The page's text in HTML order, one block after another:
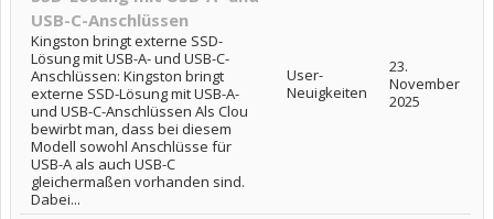
USB-C-Anschlüssen
Kingston bringt externe SSD-
Lösung mit USB-A- und USB-C-
Anschlüssen: Kingston bringt
externe SSD-Lösung mit USB-A-
und USB-C-Anschlüssen Als Clou
bewirbt man, dass bei diesem
Modell sowohl Anschlüsse für
USB-A als auch USB-C
gleichermaßen vorhanden sind.
Dabei...
User-
Neuigkeiten
23.
November
2025